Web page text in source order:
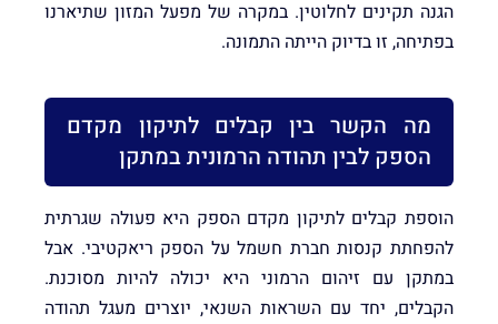
הגנה תקינים לחלוטין. במקרה של מפעל המזון שתיארנו
בפתיחה, זו בדיוק הייתה התמונה.
מה הקשר בין קבלים לתיקון מקדם
הספק לבין תהודה הרמונית במתקן
הוספת קבלים לתיקון מקדם הספק היא פעולה שגרתית
להפחתת קנסות חברת חשמל על הספק ריאקטיבי. אבל
במתקן עם זיהום הרמוני היא יכולה להיות מסוכנת.
הקבלים, יחד עם השראות השנאי, יוצרים מעגל תהודה